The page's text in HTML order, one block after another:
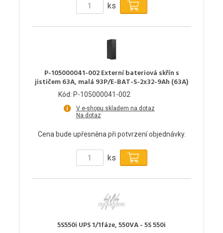
ks
P-105000041-002 Externí bateriová skřín s
jističem 63A, malá 93P/E-BAT-S-2x32-9Ah (63A)
Kód: P-105000041-002
V e-shopu skladem na dotaz
Na dotaz
Cena bude upřesněna při potvrzení objednávky.
ks
5S550i UPS 1/1fáze, 550VA - 5S 550i